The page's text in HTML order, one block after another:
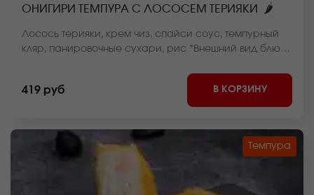
ОНИГИРИ ТЕМПУРА С ЛОСОСЕМ ТЕРИЯКИ 🌶
Лосось терияки, крем чиз, спайси соус, темпурный
кляр, панировочные сухари, рис *Внешний вид блюда
419 руб В КОРЗИНУ
Темпура